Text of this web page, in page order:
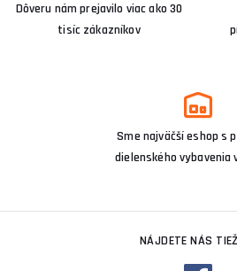
Dôveru nám prejavilo viac ako 30
tisíc zákazníkov
Sme najväčší eshop s
dielenského vybavenia
NÁJDETE NÁS